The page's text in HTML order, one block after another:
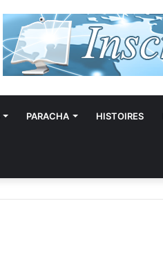
PARACHA HISTOIRES